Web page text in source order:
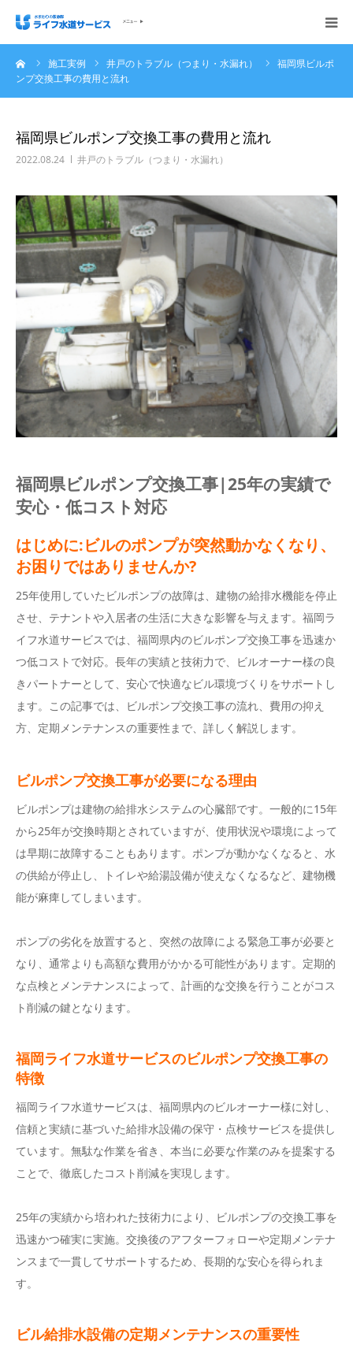
施工実例 井戸のトラブル（つまり・水漏れ）
福岡県ビルポ
ンプ交換工事の費用と流れ
福岡県ビルポンプ交換工事の費用と流れ
2022.08.24 井戸のトラブル（つまり・水漏れ）
福岡県ビルポンプ交換工事|25年の実績で
安心・低コスト対応
はじめに:ビルのポンプが突然動かなくなり、
お困りではありませんか?
25年使用していたビルポンプの故障は、建物の給排水機能を停止
させ、テナントや入居者の生活に大きな影響を与えます。福岡ラ
イフ水道サービスでは、福岡県内のビルポンプ交換工事を迅速か
つ低コストで対応。長年の実績と技術力で、ビルオーナー様の良
きパートナーとして、安心で快適なビル環境づくりをサポートし
ます。この記事では、ビルポンプ交換工事の流れ、費用の抑え
方、定期メンテナンスの重要性まで、詳しく解説します。
ビルポンプ交換工事が必要になる理由
ビルポンプは建物の給排水システムの心臓部です。一般的に15年
から25年が交換時期とされていますが、使用状況や環境によって
は早期に故障することもあります。ポンプが動かなくなると、水
の供給が停止し、トイレや給湯設備が使えなくなるなど、建物機
能が麻痺してしまいます。
ポンプの劣化を放置すると、突然の故障による緊急工事が必要と
なり、通常よりも高額な費用がかかる可能性があります。定期的
な点検とメンテナンスによって、計画的な交換を行うことがコス
ト削減の鍵となります。
福岡ライフ水道サービスのビルポンプ交換工事の
特徴
福岡ライフ水道サービスは、福岡県内のビルオーナー様に対し、
信頼と実績に基づいた給排水設備の保守・点検サービスを提供し
ています。無駄な作業を省き、本当に必要な作業のみを提案する
ことで、徹底したコスト削減を実現します。
25年の実績から培われた技術力により、ビルポンプの交換工事を
迅速かつ確実に実施。交換後のアフターフォローや定期メンテナ
ンスまで一貫してサポートするため、長期的な安心を得られま
す。
ビル給排水設備の定期メンテナンスの重要性
会社概要
ご依頼の流れ
施工実例
サービス内容・料金
ご相談無料お問い合わせください